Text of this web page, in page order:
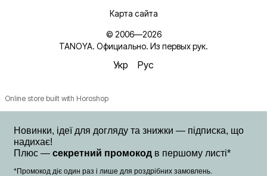
Карта сайта
© 2006—2026
TANOYA. Официально. Из первых рук.
Укр Рус
Online store built with Horoshop
Новинки, ідеї для догляду та знижки — підписка, що
надихає!
Плюс — секретний промокод в першому листі*
*Промокод діє один раз і лише для роздрібних замовлень.